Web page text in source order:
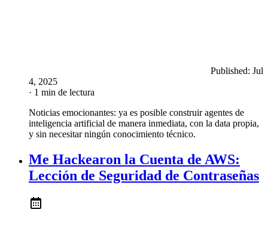
Published: Jul
4, 2025
· 1 min de lectura
Noticias emocionantes: ya es posible construir agentes de
inteligencia artificial de manera inmediata, con la data propia,
y sin necesitar ningún conocimiento técnico.
Me Hackearon la Cuenta de AWS:
Lección de Seguridad de Contraseñas